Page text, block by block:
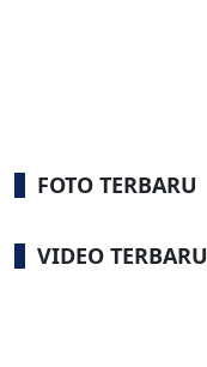
FOTO TERBARU
VIDEO TERBARU